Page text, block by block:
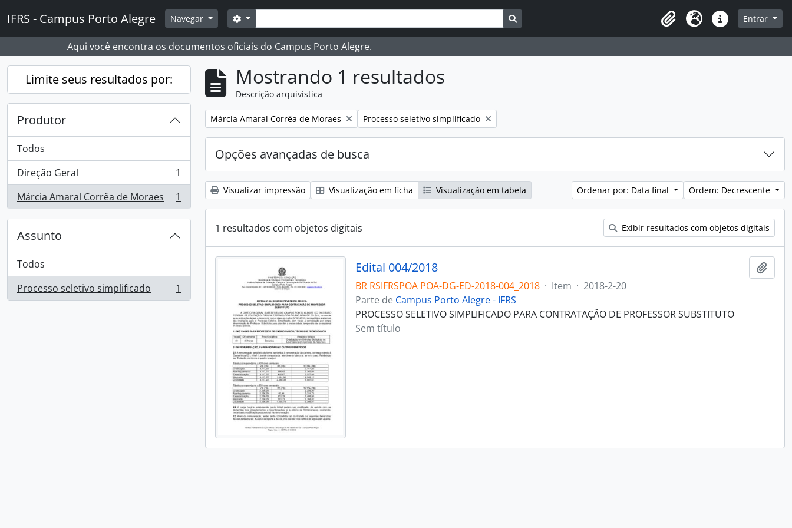
IFRS - Campus Porto Alegre Navegar Buscar
Opções de busca Busque na página de navegação
Idioma Atalhos Entrar
Aqui você encontra os documentos oficiais do Campus Porto Alegre.
Limite seus resultados por:
Produtor
Todos
Direção Geral
, 1 resultados
1
Márcia Amaral Corrêa de Moraes
, 1 resultados 1
Assunto
Todos
Processo seletivo simplificado
, 1 resultados 1
Mostrando 1 resultados
Descrição arquivística
Remover filtro:
Márcia Amaral Corrêa de Moraes Remover filtro:
Processo seletivo simplificado
Opções avançadas de busca
Visualizar impressão Visualização em ficha Visualização em tabela Ordenar por: Data final Ordem: Decrescente
1 resultados com objetos digitais Exibir resultados com objetos digitais
Edital 004/2018
BR RSIFRSPOA POA-DG-ED-2018-004_2018 · Item · 2018-2-20
Parte de Campus Porto Alegre - IFRS
PROCESSO SELETIVO SIMPLIFICADO PARA CONTRATAÇÃO DE PROFESSOR SUBSTITUTO
Sem título